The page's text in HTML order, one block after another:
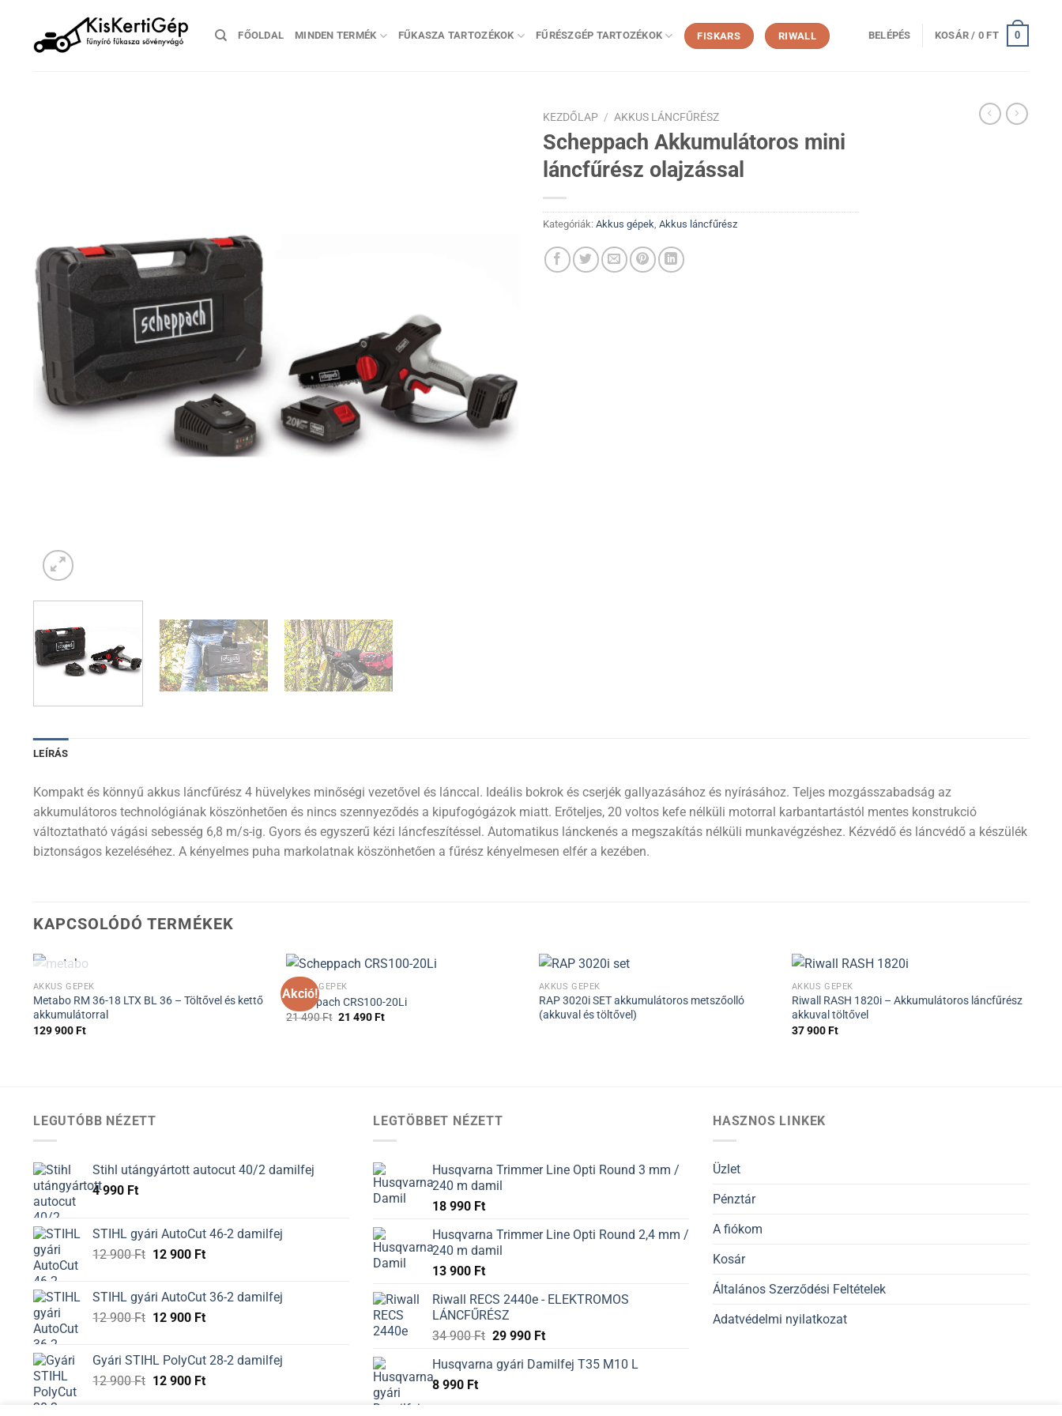
content
FŐOLDAL MINDEN TERMÉK FŰKASZA TARTOZÉKOK FŰRÉSZGÉP TARTOZÉKOK FISKARS RIWALL BELÉPÉS KOSÁR / 0 FT 0
KEZDŐLAP / AKKUS LÁNCFŰRÉSZ
Scheppach Akkumulátoros mini
láncfűrész olajzással
Kategóriák: Akkus gépek Akkus láncfűrész
LEÍRÁS
Kompakt és könnyű akkus láncfűrész 4 hüvelykes minőségi vezetővel és lánccal. Ideális bokrok és cserjék gallyazásához és nyírásához. Teljes mozgásszabadság az
akkumulátoros technológiának köszönhetően és nincs szennyeződés a kipufogógázok miatt. Erőteljes, 20 voltos kefe nélküli motorral karbantartástól mentes konstrukció
változtatható vágási sebesség 6,8 m/s-ig. Gyors és egyszerű kézi láncfeszítéssel. Automatikus lánckenés a megszakítás nélküli munkavégzéshez. Kézvédő és láncvédő a készülék
biztonságos kezeléséhez. A kényelmes puha markolatnak köszönhetően a fűrész kényelmesen elfér a kezében.
KAPCSOLÓDÓ TERMÉKEK
AKKUS GÉPEK
Metabo RM 36-18 LTX BL 36 – Töltővel és kettő
akkumulátorral
129 900Ft
Akció!
AKKUS GÉPEK
Scheppach CRS100-20Li
21 490Ft 21 490Ft
AKKUS GÉPEK
RAP 3020i SET akkumulátoros metszőolló
(akkuval és töltővel)
AKKUS GÉPEK
Riwall RASH 1820i – Akkumulátoros láncfűrész
akkuval töltővel
37 900Ft
LEGUTÓBB NÉZETT
Stihl utángyártott autocut 40/2 damilfej
4 990 Ft
STIHL gyári AutoCut 46-2 damilfej
12 900Ft Original
12
900 Ft.
12 900 FtCurrent
12
900 Ft.
STIHL gyári AutoCut 36-2 damilfej
12 900Ft Original
12
900 Ft.
12 900 FtCurrent
12
900 Ft.
Gyári STIHL PolyCut 28-2 damilfej
12 900Ft Original
12 900 FtCurrent
LEGTÖBBET NÉZETT
Husqvarna Trimmer Line Opti Round 3 mm /
240 m damil
18 990 Ft
Husqvarna Trimmer Line Opti Round 2,4 mm /
240 m damil
13 900 Ft
Riwall RECS 2440e - ELEKTROMOS
LÁNCFŰRÉSZ
34 900Ft 29 990 Ft
Husqvarna gyári Damilfej T35 M10 L
8 990 Ft
HASZNOS LINKEK
Üzlet
Pénztár
A fiókom
Kosár
Általános Szerződési Feltételek
Adatvédelmi nyilatkozat